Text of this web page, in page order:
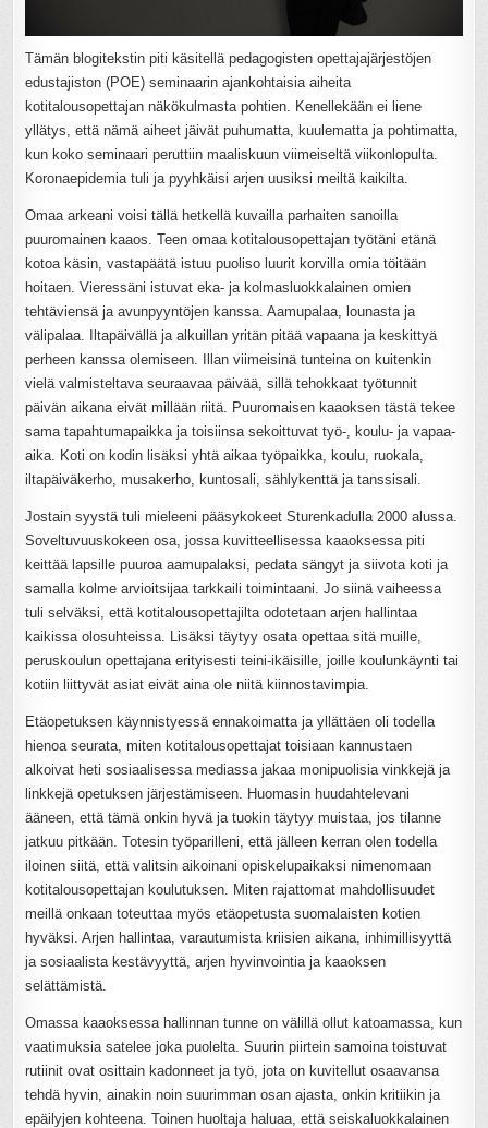
Tämän blogitekstin piti käsitellä pedagogisten opettajajärjestöjen
edustajiston (POE) seminaarin ajankohtaisia aiheita
kotitalousopettajan näkökulmasta pohtien. Kenellekään ei liene
yllätys, että nämä aiheet jäivät puhumatta, kuulematta ja pohtimatta,
kun koko seminaari peruttiin maaliskuun viimeiseltä viikonlopulta.
Koronaepidemia tuli ja pyyhkäisi arjen uusiksi meiltä kaikilta.
Omaa arkeani voisi tällä hetkellä kuvailla parhaiten sanoilla
puuromainen kaaos. Teen omaa kotitalousopettajan työtäni etänä
kotoa käsin, vastapäätä istuu puoliso luurit korvilla omia töitään
hoitaen. Vieressäni istuvat eka- ja kolmasluokkalainen omien
tehtäviensä ja avunpyyntöjen kanssa. Aamupalaa, lounasta ja
välipalaa. Iltapäivällä ja alkuillan yritän pitää vapaana ja keskittyä
perheen kanssa olemiseen. Illan viimeisinä tunteina on kuitenkin
vielä valmisteltava seuraavaa päivää, sillä tehokkaat työtunnit
päivän aikana eivät millään riitä. Puuromaisen kaaoksen tästä tekee
sama tapahtumapaikka ja toisiinsa sekoittuvat työ-, koulu- ja vapaa-
aika. Koti on kodin lisäksi yhtä aikaa työpaikka, koulu, ruokala,
iltapäiväkerho, musakerho, kuntosali, sählykenttä ja tanssisali.
Jostain syystä tuli mieleeni pääsykokeet Sturenkadulla 2000 alussa.
Soveltuvuuskokeen osa, jossa kuvitteellisessa kaaoksessa piti
keittää lapsille puuroa aamupalaksi, pedata sängyt ja siivota koti ja
samalla kolme arvioitsijaa tarkkaili toimintaani. Jo siinä vaiheessa
tuli selväksi, että kotitalousopettajilta odotetaan arjen hallintaa
kaikissa olosuhteissa. Lisäksi täytyy osata opettaa sitä muille,
peruskoulun opettajana erityisesti teini-ikäisille, joille koulunkäynti tai
kotiin liittyvät asiat eivät aina ole niitä kiinnostavimpia.
Etäopetuksen käynnistyessä ennakoimatta ja yllättäen oli todella
hienoa seurata, miten kotitalousopettajat toisiaan kannustaen
alkoivat heti sosiaalisessa mediassa jakaa monipuolisia vinkkejä ja
linkkejä opetuksen järjestämiseen. Huomasin huudahtelevani
ääneen, että tämä onkin hyvä ja tuokin täytyy muistaa, jos tilanne
jatkuu pitkään. Totesin työparilleni, että jälleen kerran olen todella
iloinen siitä, että valitsin aikoinani opiskelupaikaksi nimenomaan
kotitalousopettajan koulutuksen. Miten rajattomat mahdollisuudet
meillä onkaan toteuttaa myös etäopetusta suomalaisten kotien
hyväksi. Arjen hallintaa, varautumista kriisien aikana, inhimillisyyttä
ja sosiaalista kestävyyttä, arjen hyvinvointia ja kaaoksen
selättämistä.
Omassa kaaoksessa hallinnan tunne on välillä ollut katoamassa, kun
vaatimuksia satelee joka puolelta. Suurin piirtein samoina toistuvat
rutiinit ovat osittain kadonneet ja työ, jota on kuvitellut osaavansa
tehdä hyvin, ainakin noin suurimman osan ajasta, onkin kritiikin ja
epäilyjen kohteena. Toinen huoltaja haluaa, että seiskaluokkalainen